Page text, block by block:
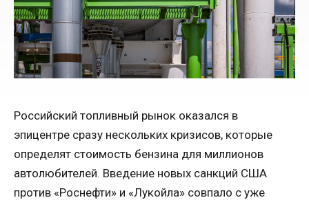
Российский топливный рынок оказался в
эпицентре сразу нескольких кризисов, которые
определят стоимость бензина для миллионов
автолюбителей. Введение новых санкций США
против «Роснефти» и «Лукойла» совпало с уже